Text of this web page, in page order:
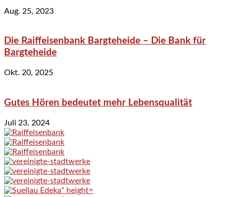
Aug. 25, 2023
Die Raiffeisenbank Bargteheide – Die Bank für
Bargteheide
Okt. 20, 2025
Gutes Hören bedeutet mehr Lebensqualität
Juli 23, 2024